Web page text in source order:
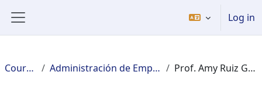
All
One
Log in
Courses Administración de Empresas Prof. Amy Ruiz Goyco